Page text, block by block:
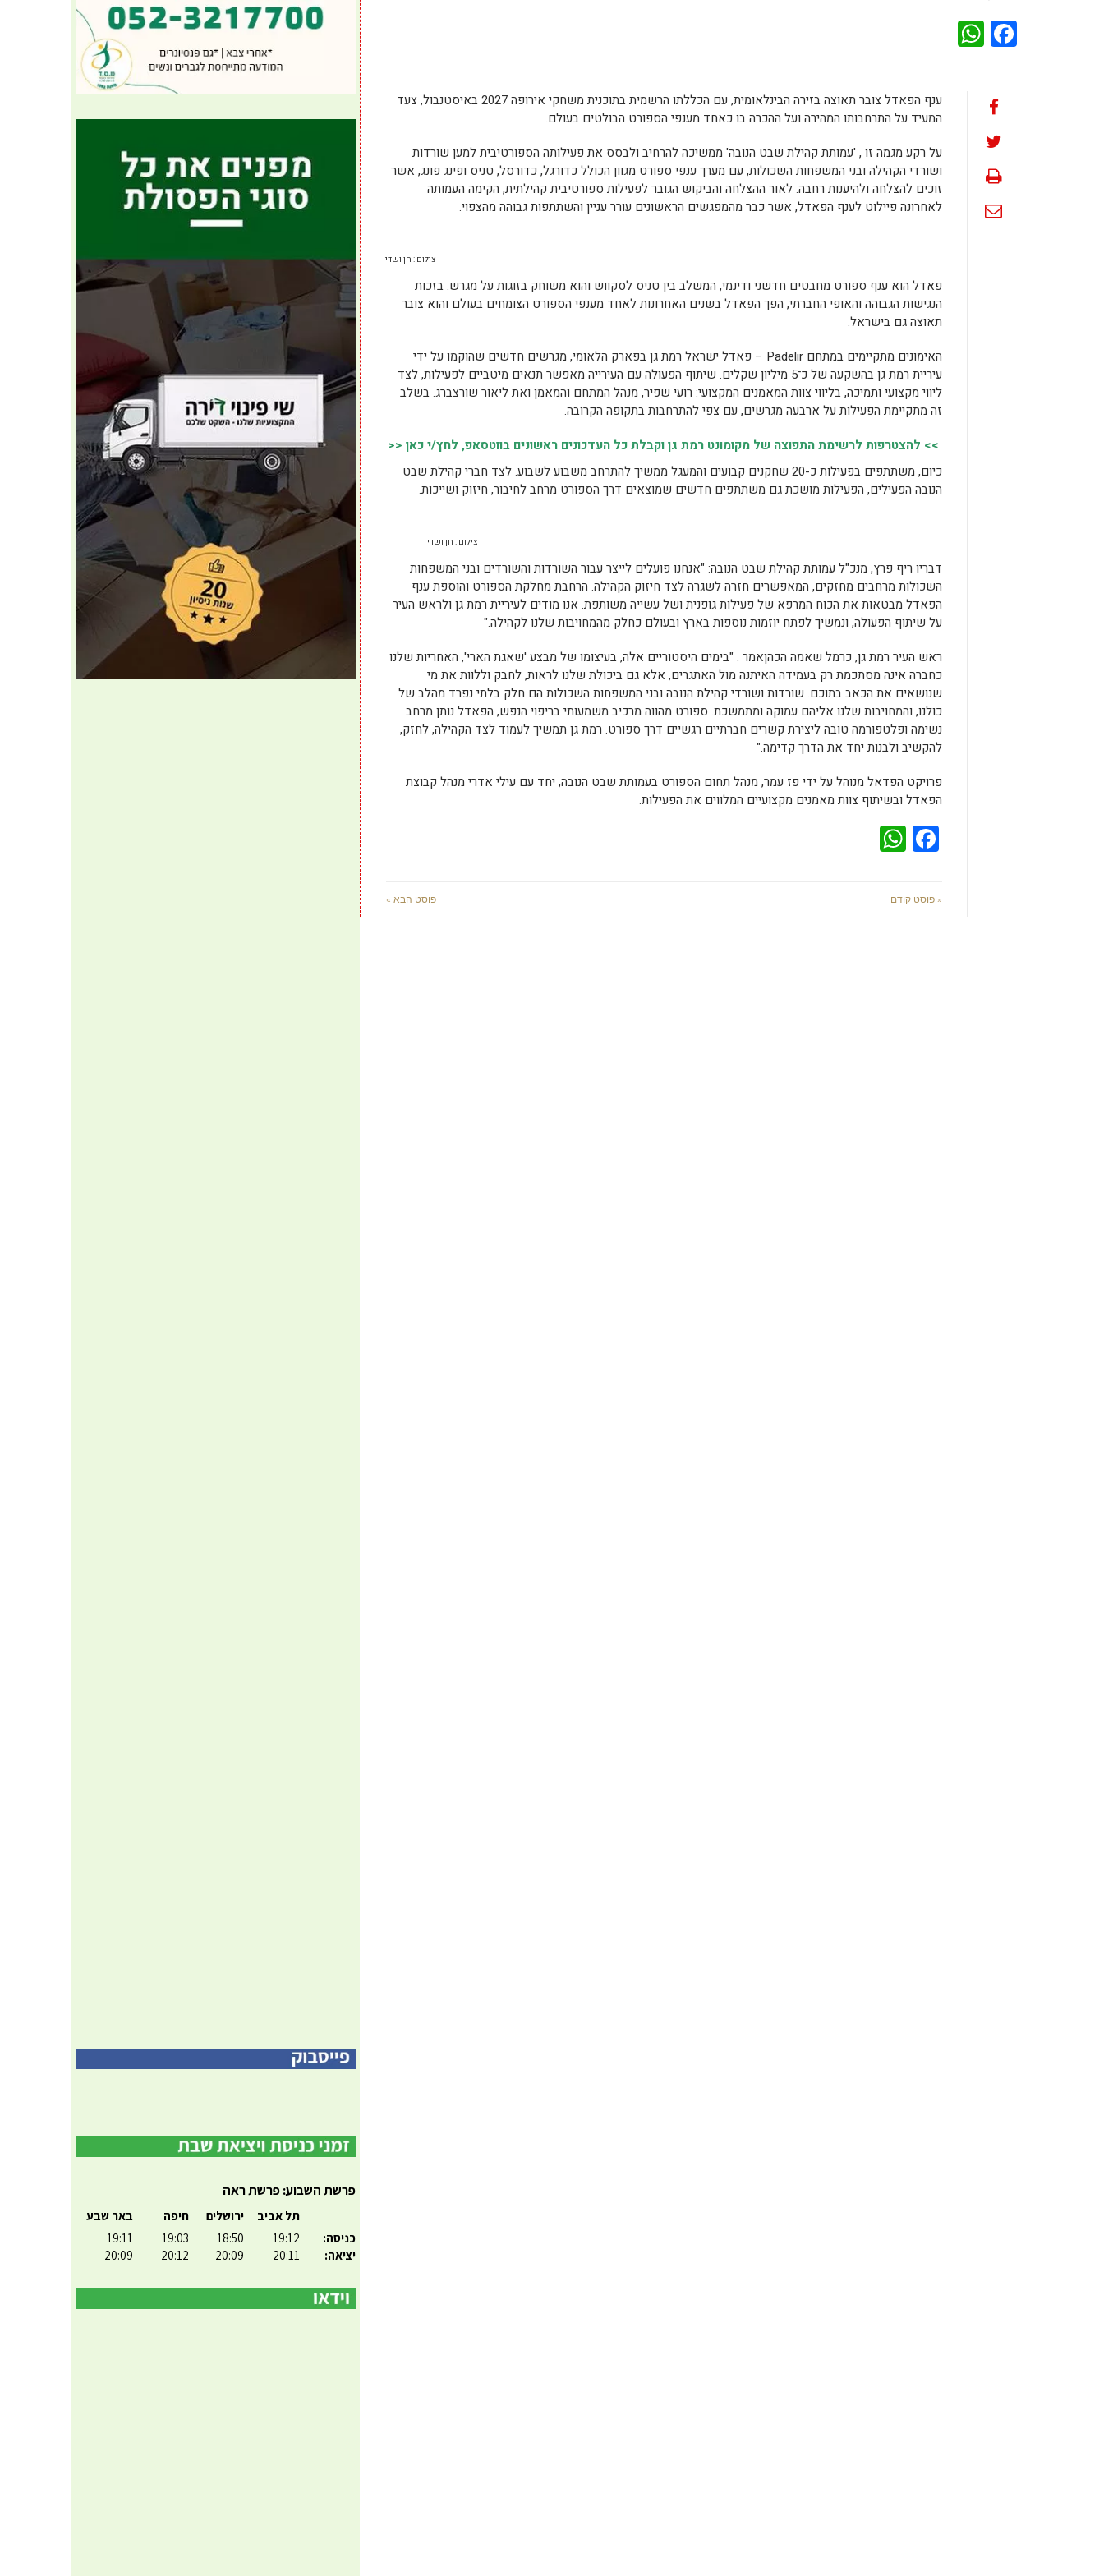
Facebook
ענף הפאדל צובר תאוצה בזירה הבינלאומית, עם הכללתו הרשמית בתוכנית משחקי אירופה 2027 באיסטנבול, צעד
המעיד על התרחבותו המהירה ועל ההכרה בו כאחד מענפי הספורט הבולטים בעולם.
על רקע מגמה זו , 'עמותת קהילת שבט הנובה' ממשיכה להרחיב ולבסס את פעילותה הספורטיבית למען שורדות
ושורדי הקהילה ובני המשפחות השכולות, עם מערך ענפי ספורט מגוון הכולל כדורגל, כדורסל, טניס ופינג פונג, אשר
זוכים להצלחה ולהיענות רחבה. לאור ההצלחה והביקוש הגובר לפעילות ספורטיבית קהילתית, הקימה העמותה
לאחרונה פיילוט לענף הפאדל, אשר כבר מהמפגשים הראשונים עורר עניין והשתתפות גבוהה מהצפוי.
צילום : חן ושדי
פאדל הוא ענף ספורט מחבטים חדשני ודינמי, המשלב בין טניס לסקווש והוא משוחק בזוגות על מגרש. בזכות
הנגישות הגבוהה והאופי החברתי, הפך הפאדל בשנים האחרונות לאחד מענפי הספורט הצומחים בעולם והוא צובר
תאוצה גם בישראל.
האימונים מתקיימים במתחם Padelir – פאדל ישראל רמת גן בפארק הלאומי, מגרשים חדשים שהוקמו על ידי
עיריית רמת גן בהשקעה של כ־5 מיליון שקלים. שיתוף הפעולה עם העירייה מאפשר תנאים מיטביים לפעילות, לצד
ליווי מקצועי ותמיכה, בליווי צוות המאמנים המקצועי: רועי שפיר, מנהל המתחם והמאמן ואת ליאור שורצברג. בשלב
זה מתקיימת הפעילות על ארבעה מגרשים, עם צפי להתרחבות בתקופה הקרובה.
>> להצטרפות לרשימת התפוצה של מקומונט רמת גן וקבלת כל העדכונים ראשונים בווטסאפ, לחץ/י כאן <<
כיום, משתתפים בפעילות כ-20 שחקנים קבועים והמעגל ממשיך להתרחב משבוע לשבוע. לצד חברי קהילת שבט
הנובה הפעילים, הפעילות מושכת גם משתתפים חדשים שמוצאים דרך הספורט מרחב לחיבור, חיזוק ושייכות.
צילום : חן ושדי
דבריו ריף פרץ, מנכ"ל עמותת קהילת שבט הנובה: "אנחנו פועלים לייצר עבור השורדות והשורדים ובני המשפחות
השכולות מרחבים מחזקים, המאפשרים חזרה לשגרה לצד חיזוק הקהילה. הרחבת מחלקת הספורט והוספת ענף
הפאדל מבטאות את הכוח המרפא של פעילות גופנית ושל עשייה משותפת. אנו מודים לעיריית רמת גן ולראש העיר
על שיתוף הפעולה, ונמשיך לפתח יוזמות נוספות בארץ ובעולם כחלק מהמחויבות שלנו לקהילה."
ראש העיר רמת גן, כרמל שאמה הכהןאמר : "בימים היסטוריים אלה, בעיצומו של מבצע 'שאגת הארי', האחריות שלנו
כחברה אינה מסתכמת רק בעמידה האיתנה מול האתגרים, אלא גם ביכולת שלנו לראות, לחבק וללוות את מי
שנושאים את הכאב בתוכם. שורדות ושורדי קהילת הנובה ובני המשפחות השכולות הם חלק בלתי נפרד מהלב של
כולנו, והמחויבות שלנו אליהם עמוקה ומתמשכת. ספורט מהווה מרכיב משמעותי בריפוי הנפש, הפאדל נותן מרחב
נשימה ופלטפורמה טובה ליצירת קשרים חברתיים רגשיים דרך ספורט. רמת גן תמשיך לעמוד לצד הקהילה, לחזק,
להקשיב ולבנות יחד את הדרך קדימה."
פרויקט הפדאל מנוהל על ידי פז עמר, מנהל תחום הספורט בעמותת שבט הנובה, יחד עם עילי אדרי מנהל קבוצת
הפאדל ובשיתוף צוות מאמנים מקצועיים המלווים את הפעילות.
Facebook
« פוסט קודם פוסט הבא »
פרשת השבוע: פרשת ראה
כניסה:
יציאה:
תל אביב
19:12
20:11
ירושלים
18:50
20:09
חיפה
19:03
20:12
באר שבע
19:11
20:09